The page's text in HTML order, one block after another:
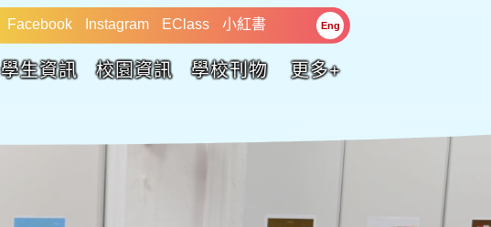
Facebook Instagram EClass 小紅書 Eng
學生資訊 校園資訊 學校刊物 更多+